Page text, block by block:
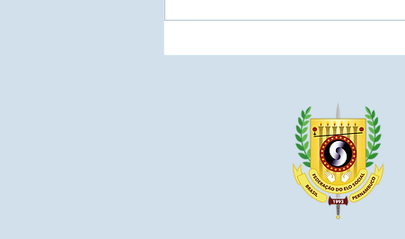
nas solenidades de outorga
Comendadores e
Embaixadoras da Ordem do
Mérito do Elo Social e jantar